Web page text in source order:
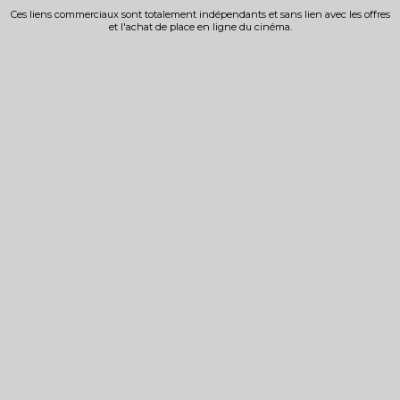
Ces liens commerciaux sont totalement indépendants et sans lien avec les offres
et l'achat de place en ligne du cinéma.